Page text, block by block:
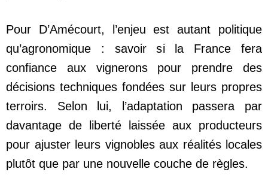
Pour D’Amécourt, l’enjeu est autant politique
qu’agronomique : savoir si la France fera
confiance aux vignerons pour prendre des
décisions techniques fondées sur leurs propres
terroirs. Selon lui, l’adaptation passera par
davantage de liberté laissée aux producteurs
pour ajuster leurs vignobles aux réalités locales
plutôt que par une nouvelle couche de règles.